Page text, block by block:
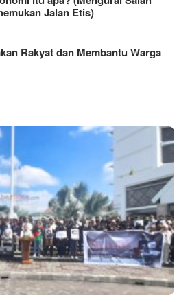
Jalan Etis)
Rakyat dan Membantu Warga